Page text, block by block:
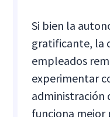
Si bien la
gratificante, la
empleados
experimentar
administración
funciona mejor